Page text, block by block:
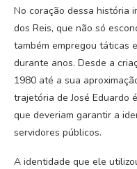
No coração dessa história
dos Reis, que não só
também empregou táticas
durante anos. Desde a
1980 até a sua
trajetória de José Eduardo
que deveriam garantir a
servidores públicos.
A identidade que ele